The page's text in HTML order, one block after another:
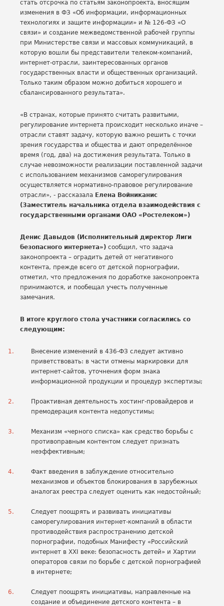
стать отсрочка по статьям законопроекта, вносящим
изменения в ФЗ «Об информации, информационных
технологиях и защите информации» и № 126-ФЗ «О
связи» и создание межведомственной рабочей группы
при Министерстве связи и массовых коммуникаций, в
которую вошли бы представители телеком-компаний,
интернет-отрасли, заинтересованных органов
государственных власти и общественных организаций.
Только таким образом можно добиться хорошего и
сбалансированного результата».
«В странах, которые принято считать развитыми,
регулирование интернета происходит несколько иначе –
отрасли ставят задачу, которую важно решить с точки
зрения государства и общества и дают определённое
время (год, два) на достижения результата. Только в
случае невозможности реализации поставленной задачи
с использованием механизмов саморегулирования
осуществляется нормативно-правовое регулирование
отрасли», - рассказала Елена Войниканис
(Заместитель начальника отдела взаимодействия с
государственными органами ОАО «Ростелеком»)
Денис Давыдов (Исполнительный директор Лиги
безопасного интернета») сообщил, что задача
законопроекта – оградить детей от негативного
контента, прежде всего от детской порнографии,
отметил, что предложения по доработке законопроекта
принимаются, и пообещал учесть полученные
замечания.
В итоге круглого стола участники согласились со
следующим:
Внесение изменений в 436-ФЗ следует активно
приветствовать: в части отмены маркировки для
интернет-сайтов, уточнения форм знака
информационной продукции и процедур экспертизы;
Проактивная деятельность хостинг-провайдеров и
премодерация контента недопустимы;
Механизм «черного списка» как средство борьбы с
противоправным контентом следует признать
неэффективным;
Факт введения в заблуждение относительно
механизмов и объектов блокирования в зарубежных
аналогах реестра следует оценить как недостойный;
Следует поощрять и развивать инициативы
саморегулирования интернет-компаний в области
противодействия распространению детской
порнографии, подобных Манифесту «Российский
интернет в XXI веке: безопасность детей» и Хартии
операторов связи по борьбе с детской порнографией
в интернете;
Следует поощрять инициативы, направленные на
создание и объединение детского контента – в